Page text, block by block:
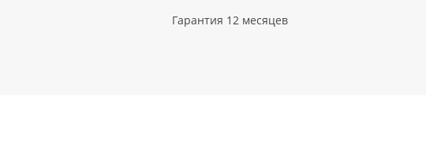
Гарантия 12 месяцев